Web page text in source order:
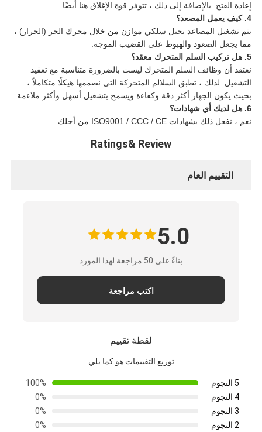
إعادة الفتح. بالإضافة إلى ذلك ، تتوفر قوة الإغلاق هنا أيضًا.
4. كيف يعمل المصعد؟
يتم تشغيل المصاعد بحبل سلكي موازن من خلال محرك الجر (الجرار) ،
مما يجعل الصعود والهبوط على القضيب الموجه.
5. هل تركيب السلم المتحرك معقد؟
نعتقد أن وظائف السلم المتحرك ليست بالضرورة متناسبة مع تعقيد
التشغيل. لذلك ، تطبق السلالم المتحركة التي نصممها هيكلًا متكاملاً ،
بحيث يكون الجهاز أكثر دقة وكفاءة ويسمح بتشغيل أسهل وأكثر ملاءمة.
6. هل لديك أي شهادات؟
نعم ، نفعل ذلك بشهادات ISO9001 / CCC / CE من أجلك.
Ratings& Review
التقييم العام
5.0
بناءً على 50 مراجعة لهذا المورد
اكتب مراجعة
لقطة تقييم
توزيع التقييمات هو كما يلي
5 النجوم
100%
4 النجوم
0%
3 النجوم
0%
2 النجوم
0%